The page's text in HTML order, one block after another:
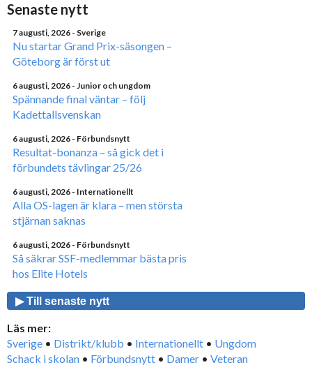
Senaste nytt
7 augusti, 2026 - Sverige
Nu startar Grand Prix-säsongen –
Göteborg är först ut
6 augusti, 2026 - Junior och ungdom
Spännande final väntar – följ
Kadettallsvenskan
6 augusti, 2026 - Förbundsnytt
Resultat-bonanza – så gick det i
förbundets tävlingar 25/26
6 augusti, 2026 - Internationellt
Alla OS-lagen är klara – men största
stjärnan saknas
6 augusti, 2026 - Förbundsnytt
Så säkrar SSF-medlemmar bästa pris
hos Elite Hotels
▶ Till senaste nytt
Läs mer:
Sverige • Distrikt/klubb • Internationellt • Ungdom
Schack i skolan • Förbundsnytt • Damer • Veteran